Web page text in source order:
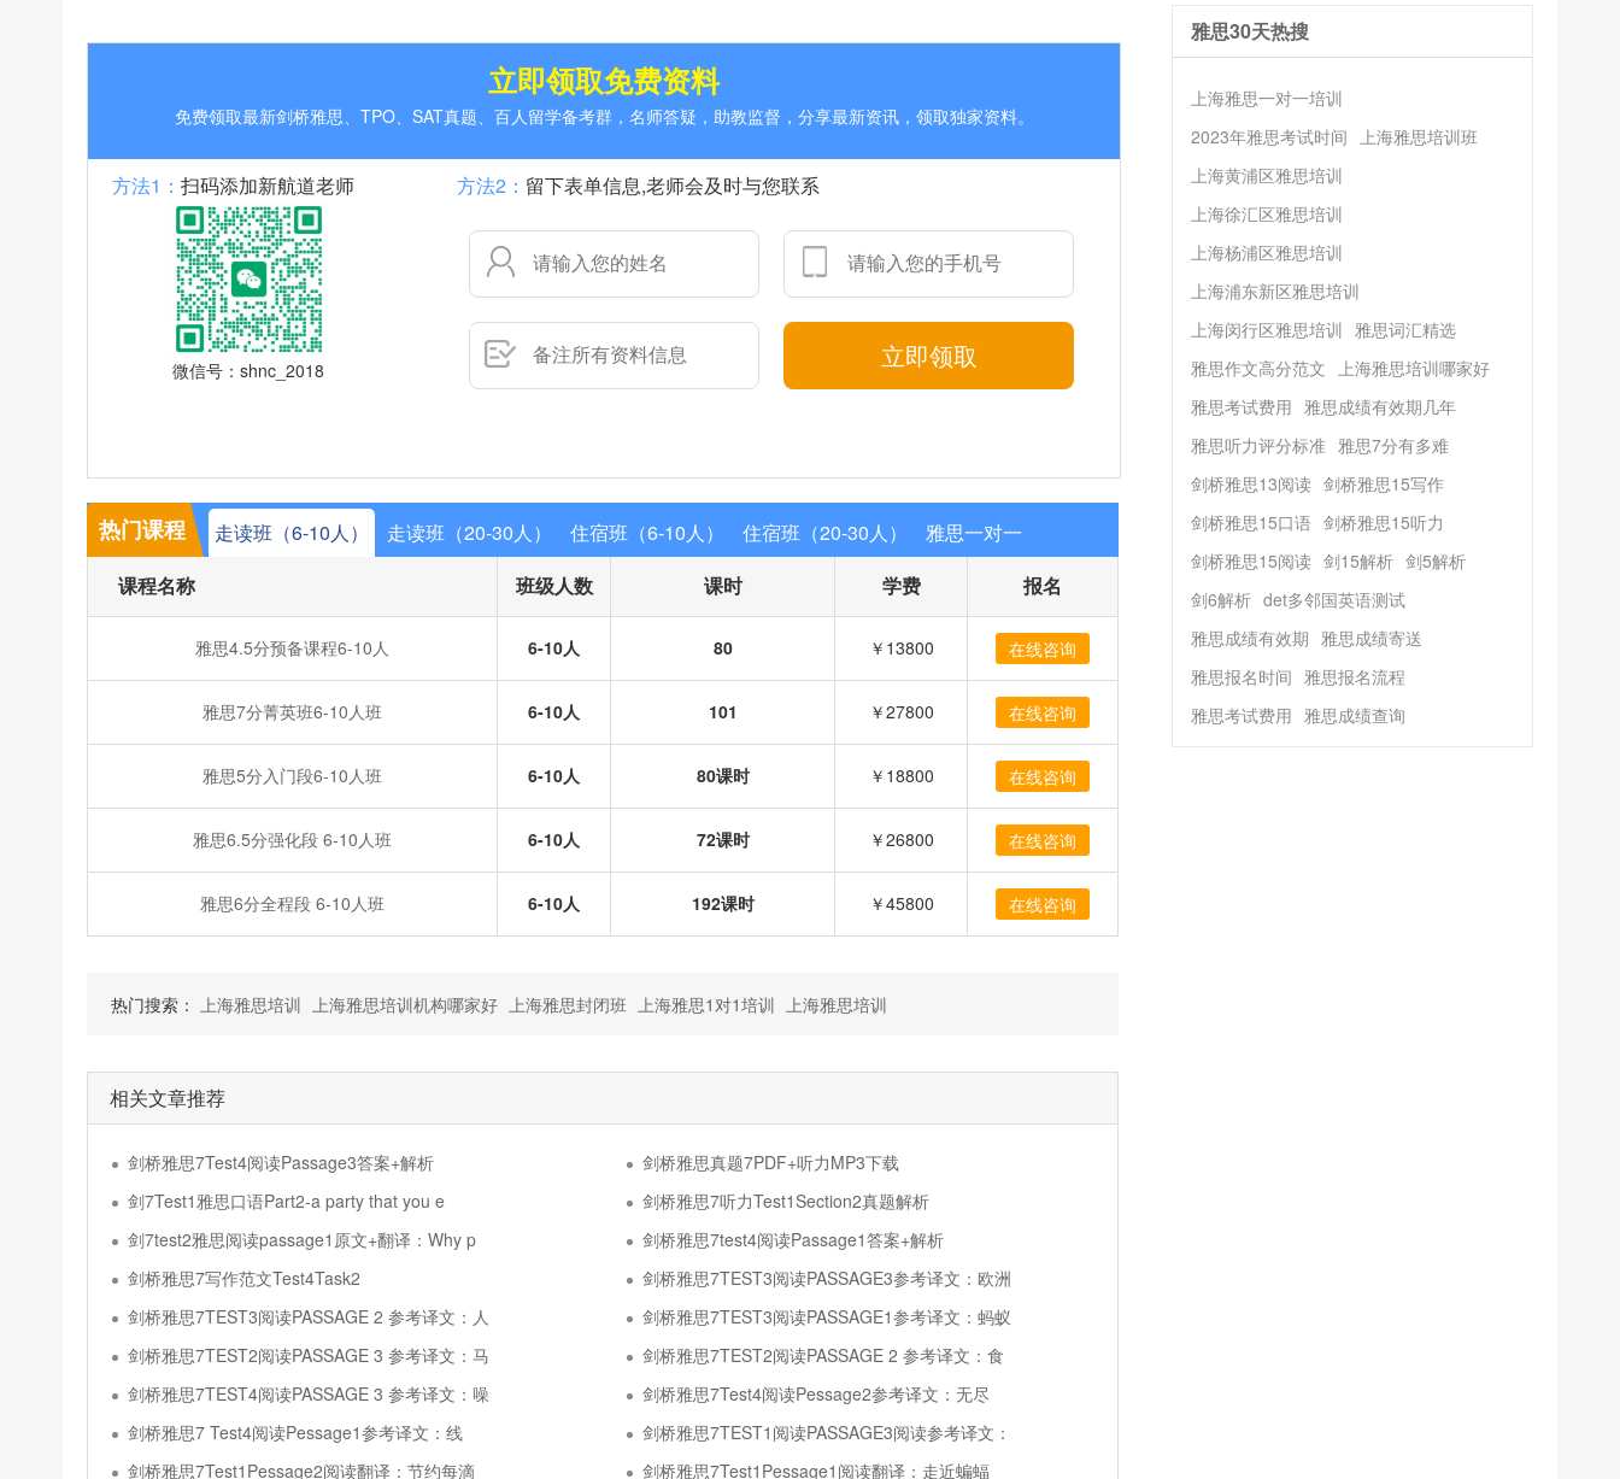
立即领取免费资料
免费领取最新剑桥雅思、TPO、SAT真题、百人留学备考群，名师答疑，助教监督，分享最新资讯，领取独家资料。
方法1： 扫码添加新航道老师
微信号：shnc_2018
方法2： 留下表单信息,老师会及时与您联系
立即领取
热门课程 走读班（6-10人） 走读班（20-30人） 住宿班（6-10人） 住宿班（20-30人）
雅思一对一
课程名称
班级人数 课时 学费 报名
雅思4.5分预备课程6-10人 6-10人 80 ￥13800 在线咨询
雅思7分菁英班6-10人班 6-10人 101 ￥27800 在线咨询
雅思5分入门段6-10人班 6-10人 80课时 ￥18800 在线咨询
雅思6.5分强化段 6-10人班 6-10人 72课时 ￥26800 在线咨询
雅思6分全程段 6-10人班 6-10人 192课时 ￥45800 在线咨询
热门搜索： 上海雅思培训 上海雅思培训机构哪家好 上海雅思封闭班 上海雅思1对1培训 上海雅思培训
相关文章推荐
剑桥雅思7Test4阅读Passage3答案+解析
剑桥雅思真题7PDF+听力MP3下载
剑7Test1雅思口语Part2-a party that you e
剑桥雅思7听力Test1Section2真题解析
剑7test2雅思阅读passage1原文+翻译：Why p
剑桥雅思7test4阅读Passage1答案+解析
剑桥雅思7写作范文Test4Task2
剑桥雅思7TEST3阅读PASSAGE3参考译文：欧洲
剑桥雅思7TEST3阅读PASSAGE 2 参考译文：人
剑桥雅思7TEST3阅读PASSAGE1参考译文：蚂蚁
剑桥雅思7TEST2阅读PASSAGE 3 参考译文：马
剑桥雅思7TEST2阅读PASSAGE 2 参考译文：食
剑桥雅思7TEST4阅读PASSAGE 3 参考译文：噪
剑桥雅思7Test4阅读Pessage2参考译文：无尽
剑桥雅思7 Test4阅读Pessage1参考译文：线
剑桥雅思7TEST1阅读PASSAGE3阅读参考译文：
剑桥雅思7Test1Pessage2阅读翻译：节约每滴
剑桥雅思7Test1Pessage1阅读翻译：走近蝙蝠
雅思30天热搜
上海雅思一对一培训
2023年雅思考试时间 上海雅思培训班
上海黄浦区雅思培训
上海徐汇区雅思培训
上海杨浦区雅思培训
上海浦东新区雅思培训
上海闵行区雅思培训 雅思词汇精选
雅思作文高分范文 上海雅思培训哪家好
雅思考试费用 雅思成绩有效期几年
雅思听力评分标准 雅思7分有多难
剑桥雅思13阅读 剑桥雅思15写作
剑桥雅思15口语 剑桥雅思15听力
剑桥雅思15阅读 剑15解析 剑5解析
剑6解析 det多邻国英语测试
雅思成绩有效期 雅思成绩寄送
雅思报名时间 雅思报名流程
雅思考试费用 雅思成绩查询